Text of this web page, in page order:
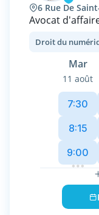
Je vous reçois
RDV dès
6 Rue De
Avocat
Intellectuelle,
auprès des
cadre de la
l'organisation
exigences du
- Optimiser
valorisation
faire,
Bases de
- Renforcer la
Mar
11 août
7:30
8:15
9:00